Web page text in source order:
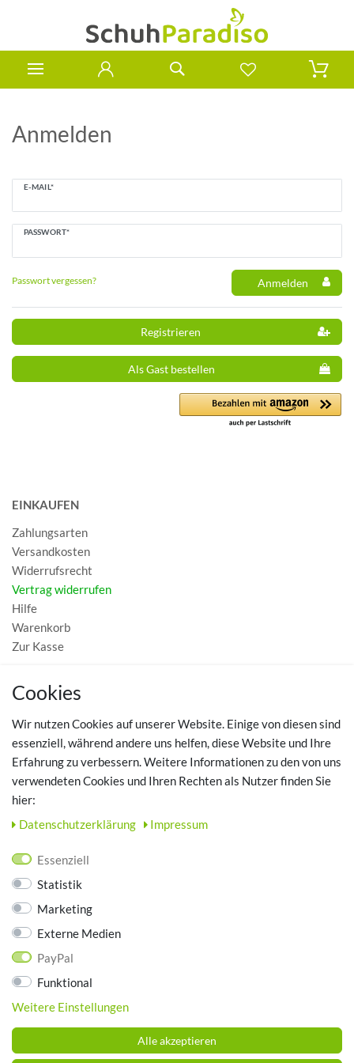
Anmelden
E-MAIL*
PASSWORT*
Passwort vergessen? Anmelden
Registrieren
Als Gast bestellen
EINKAUFEN
Zahlungsarten
Versandkosten
Widerrufsrecht
Vertrag widerrufen
Hilfe
Warenkorb
Zur Kasse
MEIN KONTO
Login
TOP SCHUHTHEMEN
Hausschuhe - Bequeme Schuhe für zuhause
Datenschutz
AGB
Impressum
ZAHLUNGSARTEN
Cookies
Wir nutzen Cookies auf unserer Website. Einige von diesen sind
essenziell, während andere uns helfen, diese Website und Ihre
Erfahrung zu verbessern. Weitere Informationen zu den von uns
verwendeten Cookies und Ihren Rechten als Nutzer finden Sie
hier:
Daten­schutz­erklärung
Impressum
Essenziell
Statistik
Marketing
Externe Medien
PayPal
Funktional
Weitere Einstellungen
Alle akzeptieren